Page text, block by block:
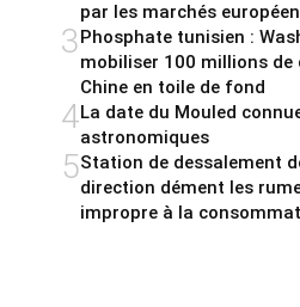
par les marchés
3Phosphate tunisien :
mobiliser 100 millions de
Chine en toile de fond
4La date du Mouled
astronomiques
5Station de dessalement
direction dément les
impropre à la